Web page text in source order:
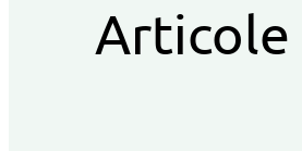
Articole